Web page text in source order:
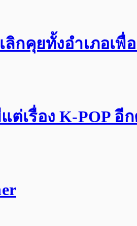
กคุยทั้งอำเภอเพื่
ต่เรื่อง K-POP อี